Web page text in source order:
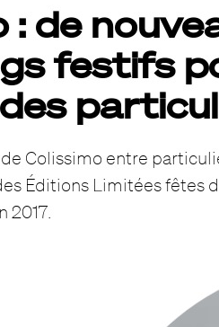
: de
festifs
de Colissimo entre
Éditions Limitées fêtes
2017.